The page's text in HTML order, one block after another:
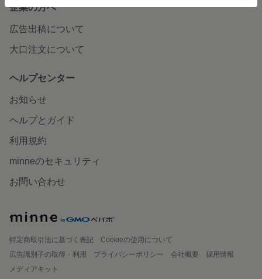
企業の方へ
広告出稿について
大口注文について
ヘルプセンター
お知らせ
ヘルプとガイド
利用規約
minneのセキュリティ
お問い合わせ
特定商取引法に基づく表記
Cookieの使用について
広告識別子の取得・利用
プライバシーポリシー 会社概要
採用情報
メディアキット